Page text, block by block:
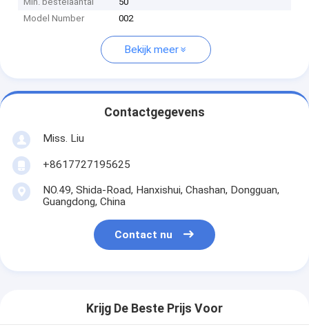
Model Number
002
Bekijk meer
Contactgegevens
Miss. Liu
+8617727195625
NO.49, Shida-Road, Hanxishui, Chashan, Dongguan,
Guangdong, China
Contact nu
Krijg De Beste Prijs Voor